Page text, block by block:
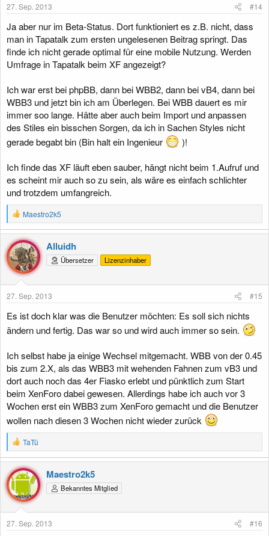
n
27. Sep. 2013 #14
Ja aber nur im Beta-Status. Dort funktioniert es z.B. nicht, dass
man in Tapatalk zum ersten ungelesenen Beitrag springt. Das
finde ich nicht gerade optimal für eine mobile Nutzung. Werden
Umfrage in Tapatalk beim XF angezeigt?
Ich war erst bei phpBB, dann bei WBB2, dann bei vB4, dann bei
WBB3 und jetzt bin ich am Überlegen. Bei WBB dauert es mir
immer soo lange. Hätte aber auch beim Import und anpassen
des Stiles ein bisschen Sorgen, da ich in Sachen Styles nicht
gerade begabt bin (Bin halt ein Ingenieur
)!
Ich finde das XF läuft eben sauber, hängt nicht beim 1.Aufruf und
es scheint mir auch so zu sein, als wäre es einfach schlichter
und trotzdem umfangreich.
R
e
a
k
t
i
o
n
n
Maestro2k5
Alluidh
Übersetzer Lizenzinhaber
27. Sep. 2013 #15
Es ist doch klar was die Benutzer möchten: Es soll sich nichts
ändern und fertig. Das war so und wird auch immer so sein.
Ich selbst habe ja einige Wechsel mitgemacht. WBB von der 0.45
bis zum 2.X, als das WBB3 mit wehenden Fahnen zum vB3 und
dort auch noch das 4er Fiasko erlebt und pünktlich zum Start
beim XenForo dabei gewesen. Allerdings habe ich auch vor 3
Wochen erst ein WBB3 zum XenForo gemacht und die Benutzer
wollen nach diesen 3 Wochen nicht wieder zurück
R
e
a
k
t
o
n
n
TaTü
Maestro2k5
Bekanntes Mitglied
27. Sep. 2013 #16